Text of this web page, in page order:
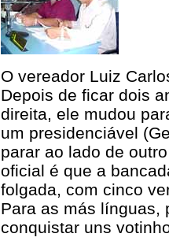
O vereador Luiz
Depois de ficar dois
direita, ele mudou
um presidenciável
parar ao lado de
oficial é que a
folgada, com cinco
Para as más línguas,
conquistar uns